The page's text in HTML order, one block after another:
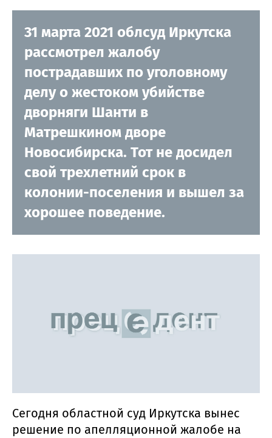
31 марта 2021 облсуд Иркутска
рассмотрел жалобу
пострадавших по уголовному
делу о жестоком убийстве
дворняги Шанти в
Матрешкином дворе
Новосибирска. Тот не досидел
свой трехлетний срок в
колонии-поселения и вышел за
хорошее поведение.
Сегодня областной суд Иркутска вынес
решение по апелляционной жалобе на